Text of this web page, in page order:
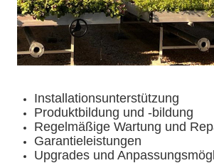
Installationsunterstützung
Produktbildung und -bildung
Regelmäßige Wartung und
Garantieleistungen
Upgrades und